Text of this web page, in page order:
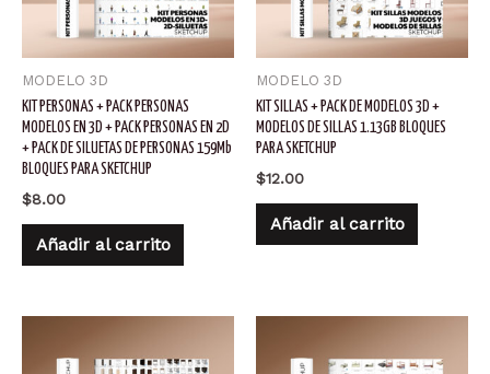
MODELO 3D
KIT PERSONAS + PACK PERSONAS
MODELOS EN 3D + PACK PERSONAS EN 2D
+ PACK DE SILUETAS DE PERSONAS 159Mb
BLOQUES PARA SKETCHUP
$8.00
Añadir al carrito
MODELO 3D
KIT SILLAS + PACK DE MODELOS 3D +
MODELOS DE SILLAS 1.13GB BLOQUES
PARA SKETCHUP
$12.00
Añadir al carrito